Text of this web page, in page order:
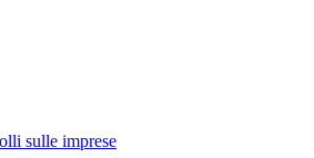
sulle imprese